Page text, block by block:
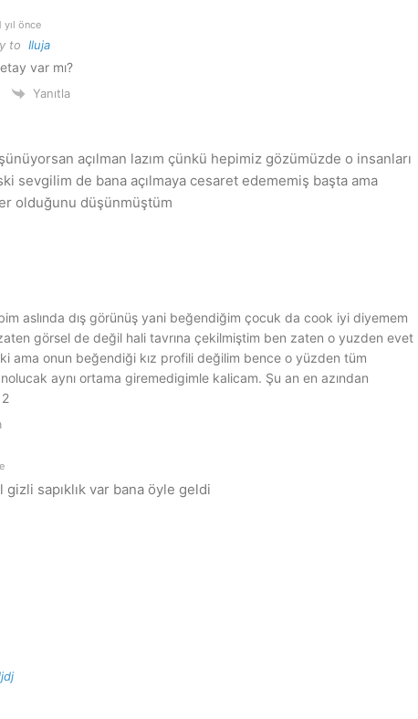
yıl önce
to Iluja
var mı?
Yanıtla
açılman lazım çünkü hepimiz gözümüzde o insanları
sevgilim de bana açılmaya cesaret edememiş başta ama
olduğunu düşünmüştüm
aslında dış görünüş yani beğendiğim çocuk da cook iyi diyemem
görsel de değil hali tavrına çekilmiştim ben zaten o yuzden evet
ama onun beğendiği kız profili değilim bence o yüzden tüm
aynı ortama giremedigimle kalicam. Şu an en azından
sapıklık var bana öyle geldi